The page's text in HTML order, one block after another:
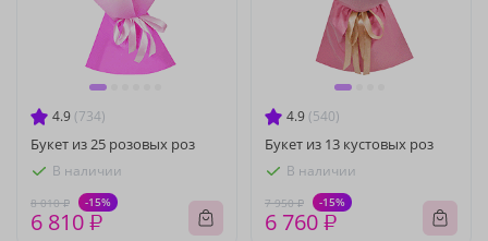
4.9 (734)
Букет из 25 розовых роз
В наличии
8 010 ₽ -15%
6 810 ₽
4.9 (540)
Букет из 13 кустовых роз
В наличии
7 950 ₽ -15%
6 760 ₽